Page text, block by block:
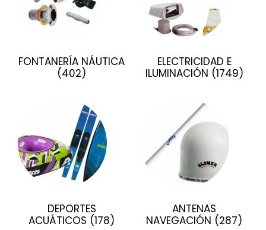
FONTANERÍA NÁUTICA
(402)
ELECTRICIDAD E
ILUMINACIÓN (1749)
DEPORTES
ACUÁTICOS (178)
ANTENAS
NAVEGACIÓN (287)